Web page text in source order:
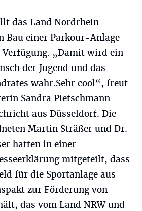
das Land Nordrhein-
Bau einer Parkour-Anlage
„Damit wird ein
der Jugend und das
wahr.Sehr cool“, freut
Sandra Pietschmann
aus Düsseldorf. Die
Martin Sträßer und Dr.
hatten in einer
mitgeteilt, dass
für die Sportanlage aus
zur Förderung von
das vom Land NRW und